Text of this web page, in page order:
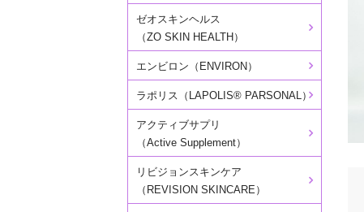
ゼオスキンヘルス
（ZO SKIN HEALTH）
エンビロン（ENVIRON）
ラポリス（LAPOLIS® PARSONAL）
アクティブサプリ
（Active Supplement）
リビジョンスキンケア
（REVISION SKINCARE）